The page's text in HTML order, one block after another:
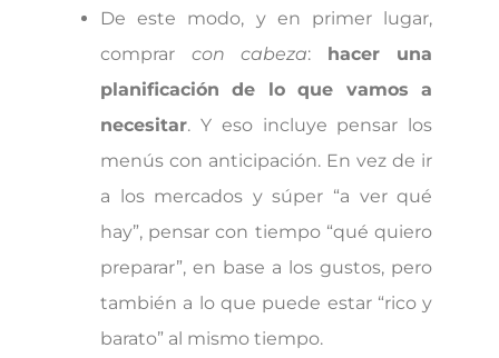
De este modo, y en primer lugar,
comprar con cabeza: hacer una
planificación de lo que vamos a
necesitar. Y eso incluye pensar los
menús con anticipación. En vez de ir
a los mercados y súper “a ver qué
hay”, pensar con tiempo “qué quiero
preparar”, en base a los gustos, pero
también a lo que puede estar “rico y
barato” al mismo tiempo.